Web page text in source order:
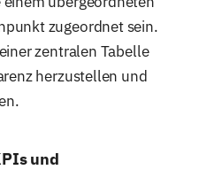
zugeordnet sein.
zentralen Tabelle
herzustellen und
und